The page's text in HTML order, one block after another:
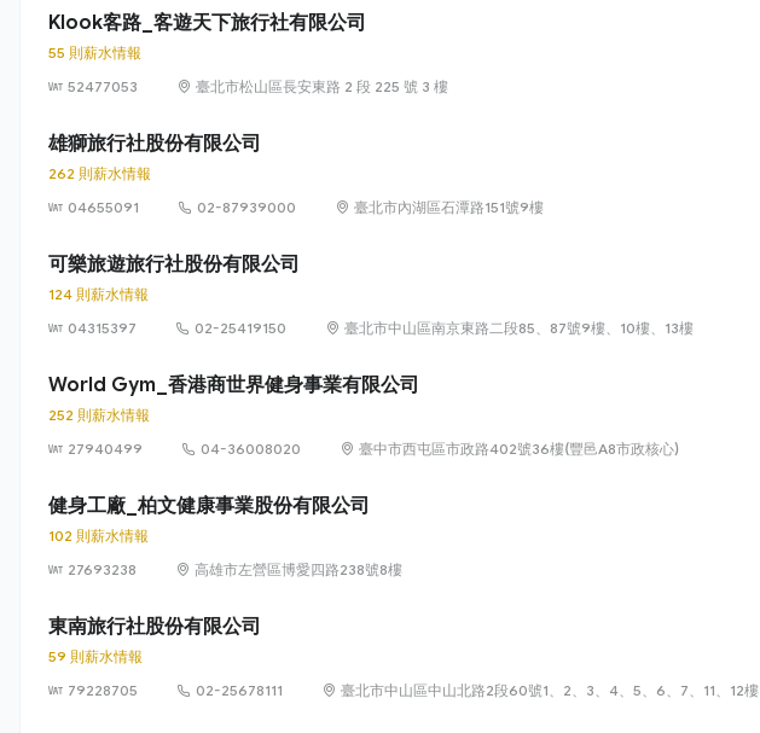
Klook客路_客遊天下旅行社有限公司
55 則薪水情報
52477053
臺北市松山區長安東路 2 段 225 號 3 樓
雄獅旅行社股份有限公司
262 則薪水情報
04655091
02-87939000 臺北市內湖區石潭路151號9樓
可樂旅遊旅行社股份有限公司
124 則薪水情報
04315397
02-25419150 臺北市中山區南京東路二段85、87號9樓、10樓、13樓
World Gym_香港商世界健身事業有限公司
252 則薪水情報
27940499
04-36008020 臺中市西屯區市政路402號36樓(豐邑A8市政核心)
健身工廠_柏文健康事業股份有限公司
102 則薪水情報
27693238
高雄市左營區博愛四路238號8樓
東南旅行社股份有限公司
59 則薪水情報
79228705
02-25678111 臺北市中山區中山北路2段60號1、2、3、4、5、6、7、11、12樓